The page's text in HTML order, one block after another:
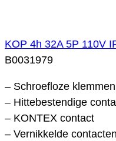
KOP 4h 32A 5P 110V
B0031979
– Schroefloze klemmen
– Hittebestendige
– KONTEX contact
– Vernikkelde contacten